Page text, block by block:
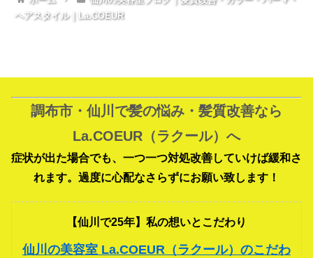
ヘアスタイル｜La.COEUR
調布市・仙川で髪の悩み・髪質改善なら
La.COEUR（ラクール）へ
症状が出た場合でも、一つ一つ対処改善していけば緩和さ
れます。過度に心配なさらずにお願い致します！
【仙川で25年】私の想いとこだわり
仙川の美容室 La.COEUR（ラクール）のこだわ